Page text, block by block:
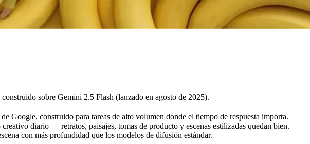
sobre Gemini 2.5 Flash (lanzado en agosto de 2025).
Google, construido para tareas de alto volumen donde el tiempo de respuesta importa.
diario — retratos, paisajes, tomas de producto y escenas estilizadas quedan bien.
con más profundidad que los modelos de difusión estándar.